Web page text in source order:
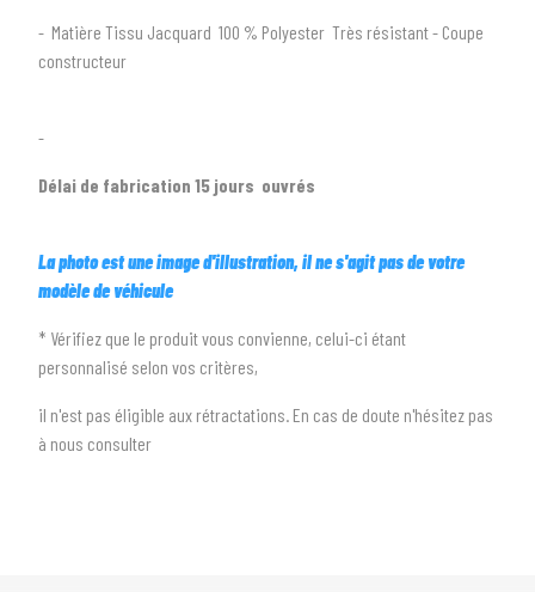
2SÉLECTIONNEZ LA MARQUE DE VOTRE VÉHICULE
Toutes les marques
PRÉCISEZ LE MODÈLE
Tous les modèles
- Matière Tissu Jacquard 100 % Polyester Très résistant - Coupe
constructeur
-
Délai de fabrication 15 jours ouvrés
La photo est une image d'illustration, il ne s'agit pas de votre
modèle de véhicule
* Vérifiez que le produit vous convienne, celui-ci étant
personnalisé selon vos critères,
il n'est pas éligible aux rétractations. En cas de doute n'hésitez pas
à nous consulter